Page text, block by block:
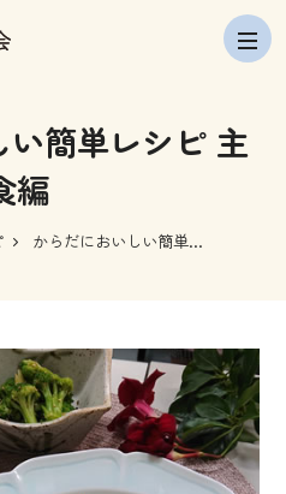
簡単レシピ 主
編
からだにおいしい簡単レ